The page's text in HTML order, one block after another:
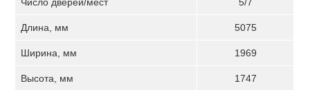
Длина, мм 5075
Ширина, мм 1969
Высота, мм 1747